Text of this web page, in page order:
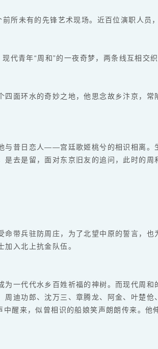
所未有的先锋艺术现场。近百位演职人员
青年“周和”的一夜奇梦，两条线互相交
面环水的奇妙之地，他思念故乡汴京，常
与昔日恋人——宫廷歌姬桃兮的相识相离。
是去是留，面对东京旧友的追问，此时的
带兵驻防周庄，为了北望中原的誓言，也
入北上抗金队伍。
一代代水乡百姓祈福的神树。而现代周和
迪功郎、沈万三、章腾龙、阿金、叶楚伧
醒来，似曾相识的船娘笑声朗朗传来。